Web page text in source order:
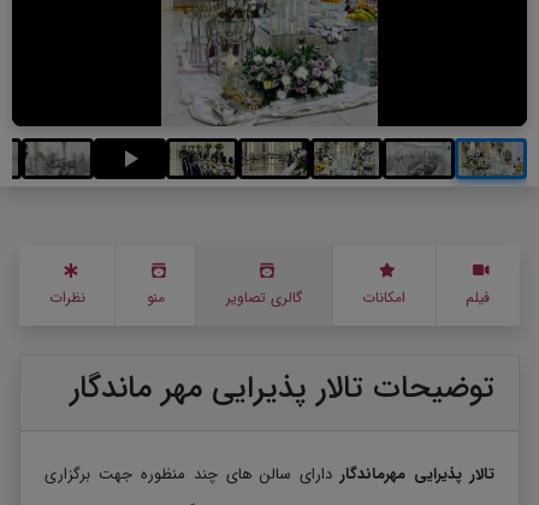
فیلم امکانات گالری تصاویر منو نظرات
توضیحات تالار پذیرایی مهر ماندگار
تالار پذيرایی مهرماندگاردارای سالن های چند منظوره جهت برگزاری